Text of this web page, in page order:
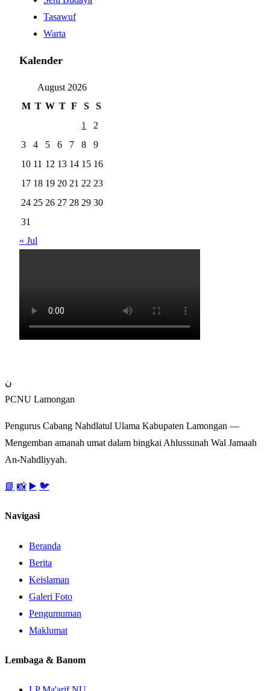
Tasawuf
Warta
Kalender
August 2026
M T W T F S
S
1
2
3
4 5 6 7 8
9
10 11 12 13 14 15 16
17 18 19 20 21 22 23
24 25 26 27 28 29 30
31
« Jul
ن
PCNU Lamongan
Pengurus Cabang Nahdlatul Ulama Kabupaten Lamongan —
Mengemban amanah umat dalam bingkai Ahlussunah Wal Jamaah
An-Nahdliyyah.
📘 📸 ▶️ 🐦
Navigasi
Beranda
Berita
Keislaman
Galeri Foto
Pengumuman
Maklumat
Lembaga & Banom